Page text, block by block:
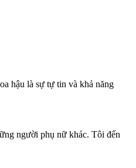
hậu là sự tự tin và khả năng
người phụ nữ khác. Tôi đến